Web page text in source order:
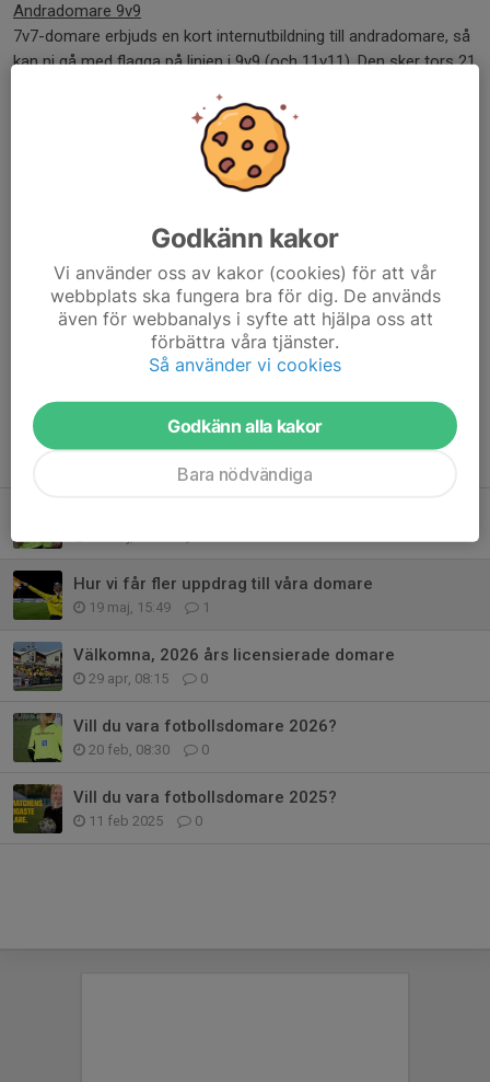
Andradomare 9v9
7v7-domare erbjuds en kort internutbildning till andradomare, så
kan ni gå med flagga på linjen i 9v9 (och 11v11). Den sker tors 21
Både Önas domarbokare och de andra föreningarna är
informerade om möjligheten att använda er som andradomare i
9v9 eller tvådomarsystem i 7v7.
Madeleine Eriksson19 maj, 18:12
Hur vi får fler uppdrag till våra domare
19 maj, 15:49 1
Välkomna, 2026 års licensierade domare
29 apr, 08:15 0
Vill du vara fotbollsdomare 2026?
20 feb, 08:30 0
Vill du vara fotbollsdomare 2025?
11 feb 2025 0
Godkänn kakor
Vi använder oss av kakor (cookies) för att vår
webbplats ska fungera bra för dig. De används
även för webbanalys i syfte att hjälpa oss att
förbättra våra tjänster.
Så använder vi cookies
Godkänn alla kakor
Bara nödvändiga